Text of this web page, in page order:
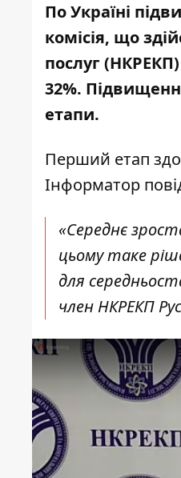
По Україні
комісія, що
послуг
32%.
етапи.
Перший етап
Інформатор
«Середнє
цьому таке
для
член НКРЕКП